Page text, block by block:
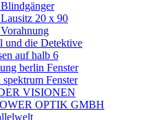
20 x 90
und die Detektive
auf halb 6
berlin Fenster
spektrum Fenster
VISIONEN
OPTIK GMBH